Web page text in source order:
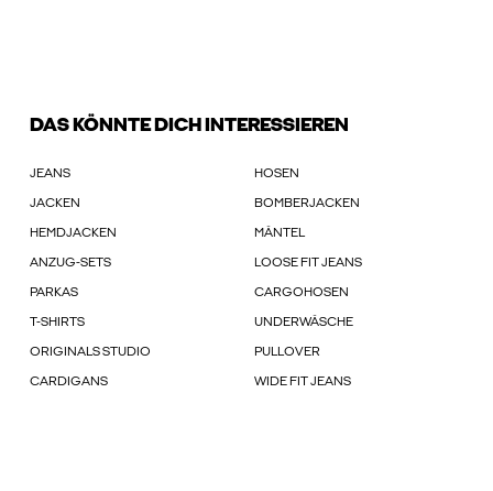
DAS KÖNNTE DICH INTERESSIEREN
JEANS HOSEN
JACKEN BOMBERJACKEN
HEMDJACKEN MÄNTEL
ANZUG-SETS LOOSE FIT JEANS
PARKAS CARGOHOSEN
T-SHIRTS UNDERWÄSCHE
ORIGINALS STUDIO PULLOVER
CARDIGANS WIDE FIT JEANS